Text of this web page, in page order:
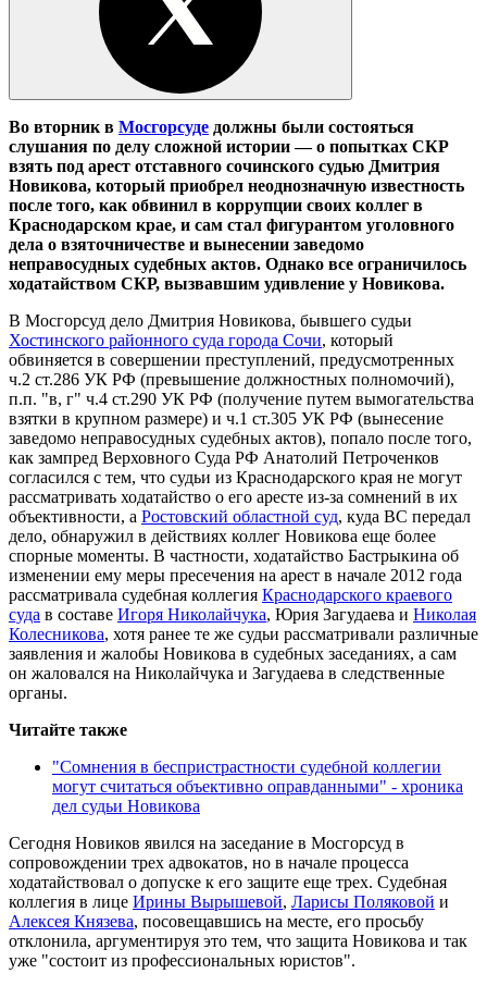
Во вторник в Мосгорсуде должны были состояться
слушания по делу сложной истории — о попытках СКР
взять под арест отставного сочинского судью Дмитрия
Новикова, который приобрел неоднозначную известность
после того, как обвинил в коррупции своих коллег в
Краснодарском крае, и сам стал фигурантом уголовного
дела о взяточничестве и вынесении заведомо
неправосудных судебных актов. Однако все ограничилось
ходатайством СКР, вызвавшим удивление у Новикова.
В Мосгорсуд дело Дмитрия Новикова, бывшего судьи
Хостинского районного суда города Сочи, который
обвиняется в совершении преступлений, предусмотренных
ч.2 ст.286 УК РФ (превышение должностных полномочий),
п.п. "в, г" ч.4 ст.290 УК РФ (получение путем вымогательства
взятки в крупном размере) и ч.1 ст.305 УК РФ (вынесение
заведомо неправосудных судебных актов), попало после того,
как зампред Верховного Суда РФ Анатолий Петроченков
согласился с тем, что судьи из Краснодарского края не могут
рассматривать ходатайство о его аресте из-за сомнений в их
объективности, а Ростовский областной суд, куда ВС передал
дело, обнаружил в действиях коллег Новикова еще более
спорные моменты. В частности, ходатайство Бастрыкина об
изменении ему меры пресечения на арест в начале 2012 года
рассматривала судебная коллегия Краснодарского краевого
суда в составе Игоря Николайчука, Юрия Загудаева и Николая
Колесникова, хотя ранее те же судьи рассматривали различные
заявления и жалобы Новикова в судебных заседаниях, а сам
он жаловался на Николайчука и Загудаева в следственные
органы.
Читайте также
"Сомнения в беспристрастности судебной коллегии
могут считаться объективно оправданными" - хроника
дел судьи Новикова
Сегодня Новиков явился на заседание в Мосгорсуд в
сопровождении трех адвокатов, но в начале процесса
ходатайствовал о допуске к его защите еще трех. Судебная
коллегия в лице Ирины Вырышевой, Ларисы Поляковой и
Алексея Князева, посовещавшись на месте, его просьбу
отклонила, аргументируя это тем, что защита Новикова и так
уже "состоит из профессиональных юристов".